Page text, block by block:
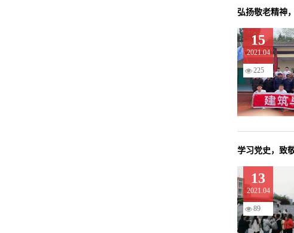
弘扬敬老精神
15
2021.04
225
学习党史，致
13
2021.04
89